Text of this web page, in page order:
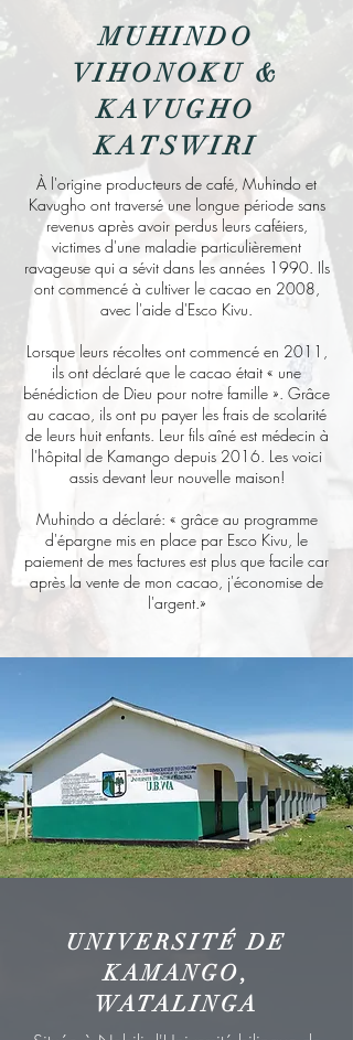
MUHINDO
VIHONOKU &
KAVUGHO
KATSWIRI
À l'origine producteurs de café, Muhindo et
Kavugho ont traversé une longue période sans
revenus après avoir perdus leurs caféiers,
victimes d'une maladie particulièrement
ravageuse qui a sévit dans les années 1990. Ils
ont commencé à cultiver le cacao en 2008,
avec l'aide d'Esco Kivu.
Lorsque leurs récoltes ont commencé en 2011,
ils ont déclaré que le cacao était « une
bénédiction de Dieu pour notre famille ». Grâce
au cacao, ils ont pu payer les frais de scolarité
de leurs huit enfants. Leur fils aîné est médecin à
l'hôpital de Kamango depuis 2016. Les voici
assis devant leur nouvelle maison!
Muhindo a déclaré: « grâce au programme
d'épargne mis en place par Esco Kivu, le
paiement de mes factures est plus que facile car
après la vente de mon cacao, j'économise de
l'argent.»
UNIVERSITÉ DE
KAMANGO,
WATALINGA